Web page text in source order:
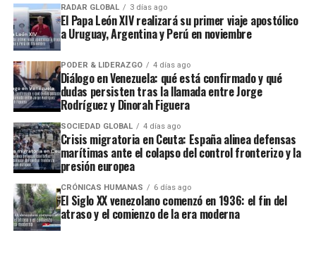
RADAR GLOBAL 3 días ago
El Papa León XIV realizará su primer viaje apostólico
a Uruguay, Argentina y Perú en noviembre
PODER & LIDERAZGO 4 días ago
Diálogo en Venezuela: qué está confirmado y qué
dudas persisten tras la llamada entre Jorge
Rodríguez y Dinorah Figuera
SOCIEDAD GLOBAL 4 días ago
Crisis migratoria en Ceuta: España alinea defensas
marítimas ante el colapso del control fronterizo y la
presión europea
CRÓNICAS HUMANAS 6 días ago
El Siglo XX venezolano comenzó en 1936: el fin del
atraso y el comienzo de la era moderna